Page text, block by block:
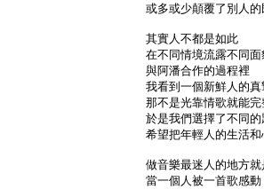
或多或少顛覆了別人
其實人不都是如此
在不同情境流露不同面
與阿潘合作的過程裡
我看到一個新鮮人的
那不是光靠情歌就能
於是我們選擇了不同的
希望把年輕人的生活
做音樂最迷人的地方
當一個人被一首歌感動